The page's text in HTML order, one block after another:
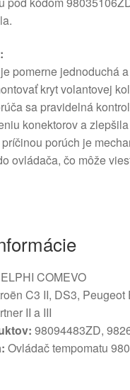
pomerne jednoduchá
kryt volantovej
sa pravidelná
konektorov a
porúch je
ovládača, čo môže
COMEVO
C3 II, DS3, Peugeot
II a III
98094483ZD,
Ovládač tempomatu